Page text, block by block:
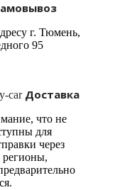
г. Тюмень,
95
Доставка
что не
для
через